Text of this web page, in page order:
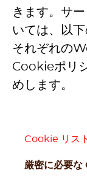
きます。サ
いては、以
それぞれの
Cookieポリ
めします。
Cookie リスト
厳密に必要